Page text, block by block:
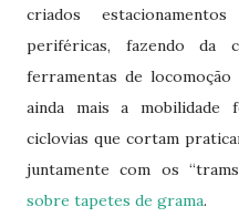
criados
periféricas, fazendo da
ferramentas de
ainda mais a mobilidade
ciclovias que cortam
juntamente com os
sobre tapetes de grama.